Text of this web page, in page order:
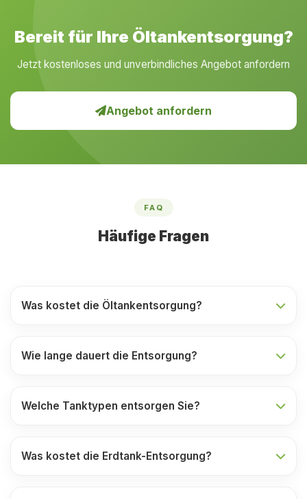
Bereit für Ihre Öltankentsorgung?
Jetzt kostenloses und unverbindliches Angebot anfordern
Angebot anfordern
FAQ
Häufige Fragen
Was kostet die Öltankentsorgung?
Wie lange dauert die Entsorgung?
Welche Tanktypen entsorgen Sie?
Was kostet die Erdtank-Entsorgung?